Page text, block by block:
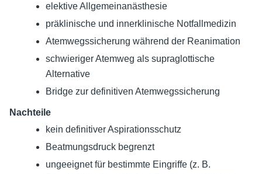
elektive Allgemeinanästhesie
präklinische und innerklinische Notfallmedizin
Atemwegssicherung während der Reanimation
schwieriger Atemweg als supraglottische
Alternative
Bridge zur definitiven Atemwegssicherung
Nachteile
kein definitiver Aspirationsschutz
Beatmungsdruck begrenzt
ungeeignet für bestimmte Eingriffe (z. B.